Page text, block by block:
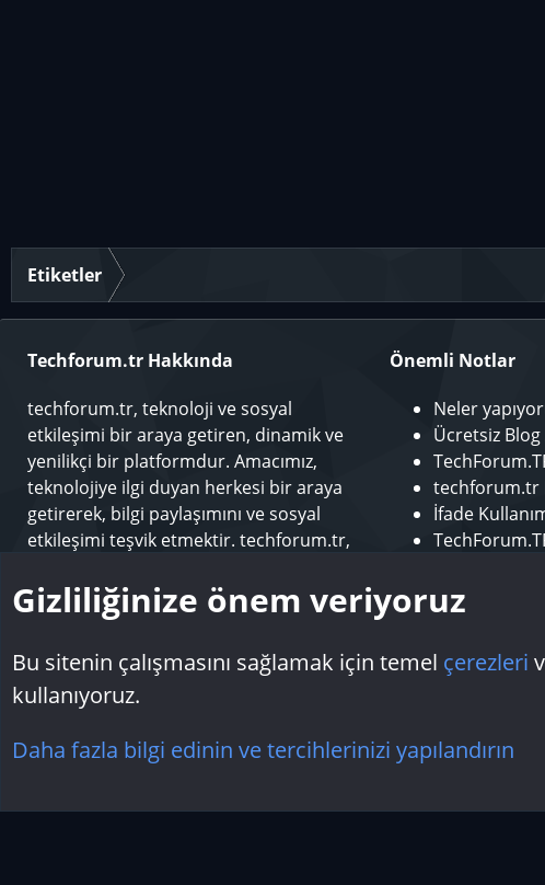
Etiketler
Techforum.tr Hakkında
techforum.tr, teknoloji ve sosyal
etkileşimi bir araya getiren, dinamik ve
yenilikçi bir platformdur. Amacımız,
teknolojiye ilgi duyan herkesi bir araya
getirerek, bilgi paylaşımını ve sosyal
etkileşimi teşvik etmektir. techforum.tr,
sunarak, teknoloji dünyasındaki en son
gelişmeleri takip etme ve öğrenme fırsatı
Önemli Notlar
Neler
Ücretsiz Blog
techforum.tr
İfade
Moderatör
Makale
Topluluk platform by TechForumTR
Gizliliğinize önem veriyoruz
Bu sitenin çalışmasını sağlamak için temel çerezleri
kullanıyoruz.
Daha fazla bilgi edinin ve tercihlerinizi yapılandırın